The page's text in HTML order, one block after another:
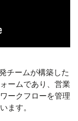
チームが構築した
ームであり、営業
ークフローを管理
ます。